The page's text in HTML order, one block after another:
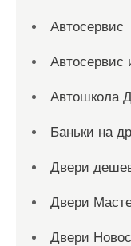
Автосервис
Автосервис
Автошкола
Баньки на
Двери
Двери
Двери